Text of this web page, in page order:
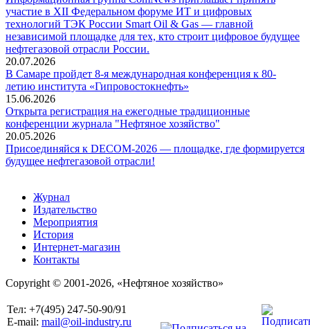
участие в XII Федеральном форуме ИТ и цифровых
технологий ТЭК России Smart Oil & Gas — главной
независимой площадке для тех, кто строит цифровое будущее
нефтегазовой отрасли России.
20.07.2026
В Самаре пройдет 8-я международная конференция к 80-
летию института «Гипровостокнефть»
15.06.2026
Открыта регистрация на ежегодные традиционные
конференции журнала "Нефтяное хозяйство"
20.05.2026
Присоединяйся к DECOM-2026 — площадке, где формируется
будущее нефтегазовой отрасли!
Журнал
Издательство
Мероприятия
История
Интернет-магазин
Контакты
Copyright © 2001-2026, «Нефтяное хозяйство»
Тел: +7(495) 247-50-90/91
E-mail: mail@oil-industry.ru